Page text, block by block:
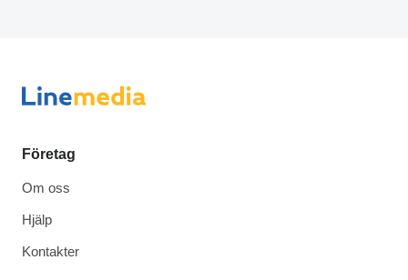
Företag
Om oss
Hjälp
Kontakter